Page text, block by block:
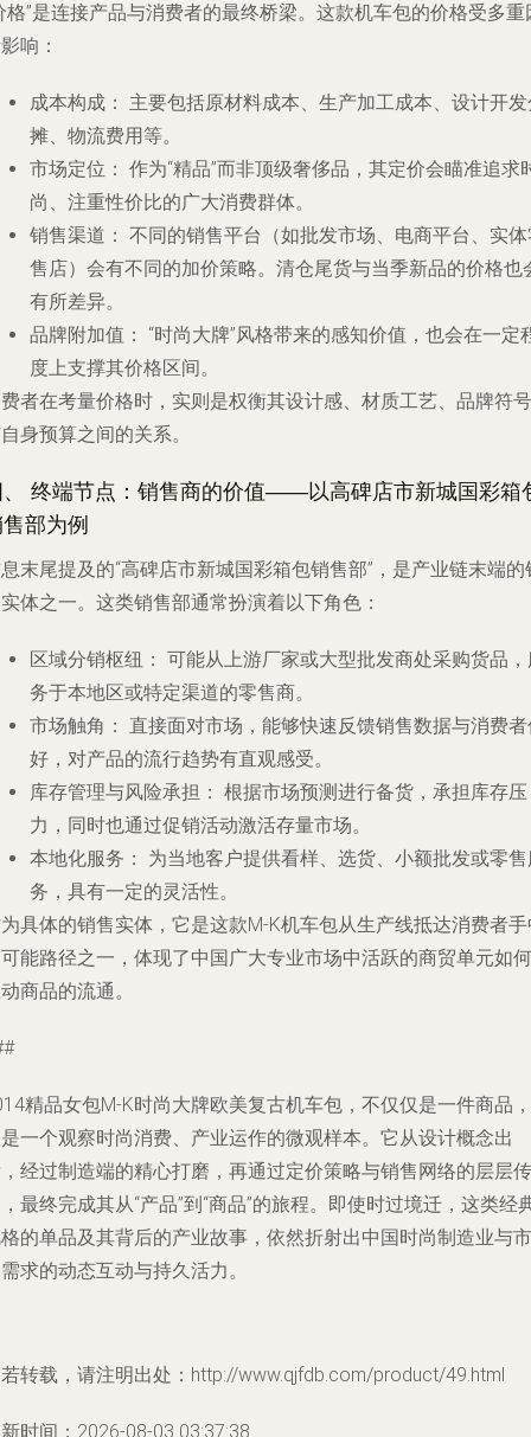
格”是连接产品与消费者的最终桥梁。这款机车包的价格受多重
响：
成本构成：
主要包括原材料成本、生产加工成本、设计开
摊、物流费用等。
市场定位： 作为“精品”而非顶级奢侈品，其定价会瞄准追求
尚、注重性价比的广大消费群体。
销售渠道： 不同的销售平台（如批发市场、电商平台、实
售店）会有不同的加价策略。清仓尾货与当季新品的价格也
有所差异。
品牌附加值：
“时尚大牌”风格带来的感知价值，也会在一定
度上支撑其价格区间。
者在考量价格时，实则是权衡其设计感、材质工艺、品牌符号
身预算之间的关系。
、 终端节点：销售商的价值——以高碑店市新城国彩箱
部为例
末尾提及的“高碑店市新城国彩箱包销售部”，是产业链末端的
体之一。这类销售部通常扮演着以下角色：
区域分销枢纽： 可能从上游厂家或大型批发商处采购货品
务于本地区或特定渠道的零售商。
市场触角：
直接面对市场，能够快速反馈销售数据与消费
好，对产品的流行趋势有直观感受。
库存管理与风险承担： 根据市场预测进行备货，承担库存压
力，同时也通过促销活动激活存量市场。
本地化服务：
为当地客户提供看样、选货、小额批发或零
务，具有一定的灵活性。
具体的销售实体，它是这款M-K机车包从生产线抵达消费者
能路径之一，体现了中国广大专业市场中活跃的商贸单元如何
商品的流通。
精品女包M-K时尚大牌欧美复古机车包，不仅仅是一件商品，
一个观察时尚消费、产业运作的微观样本。它从设计概念出
经过制造端的精心打磨，再通过定价策略与销售网络的层层传
最终完成其从“产品”到“商品”的旅程。即使时过境迁，这类经
的单品及其背后的产业故事，依然折射出中国时尚制造业与市
求的动态互动与持久活力。
转载，请注明出处：http://www.qjfdb.com/product/49.html
时间：2026-08-03 03:37:38